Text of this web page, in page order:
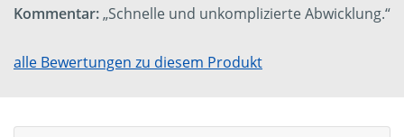
Kommentar:„Schnelle und unkomplizierte Abwicklung.“
alle Bewertungen zu diesem Produkt